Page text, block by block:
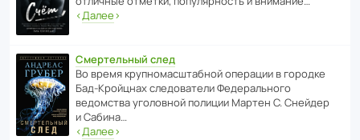
‹Далее›
Смертельный след
Во время круп­но­мас­ш­та­бной операции в городке
Бад‑Крой­цнах следо­ва­тели Феде­раль­ного
ведомства уголо­вной полиции Мартен С. Снейдер
и Сабина…
‹Далее›